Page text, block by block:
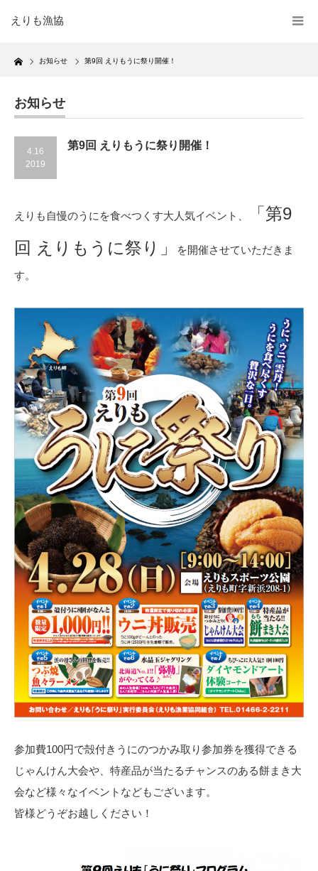
えりも漁協
Home お知らせ 第9回 えりもうに祭り開催！
お知らせ
4.16
2019
第9回 えりもうに祭り開催！
えりも自慢のうにを食べつくす大人気イベント、
「第9
回 えりもうに祭り」
を開催させていただきま
す。
参加費100円で殻付きうにのつかみ取り参加券を獲得できる
じゃんけん大会や、特産品が当たるチャンスのある餅まき大
会など様々なイベントなどもございます。
皆様どうぞお越しください！